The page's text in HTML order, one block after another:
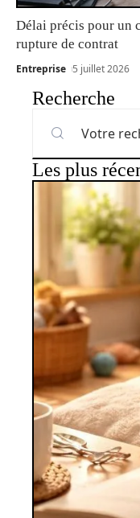
Délai précis pour un
rupture de contrat
Entreprise 5 juillet 2026
Recherche
Les plus